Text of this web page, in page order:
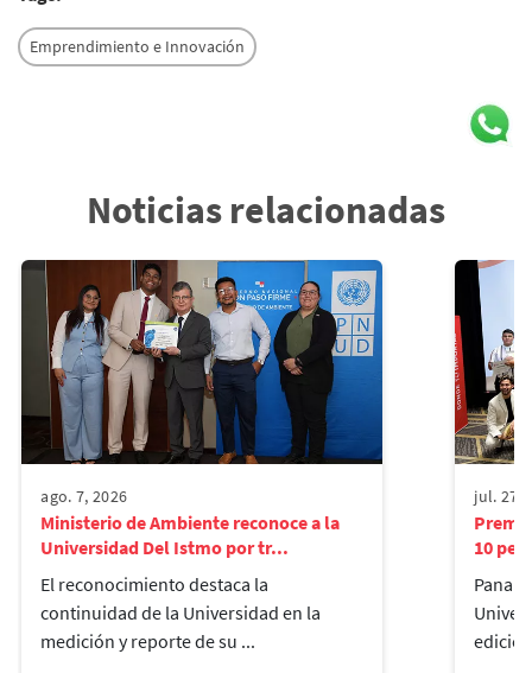
Emprendimiento e Innovación
Noticias relacionadas
ago. 7, 2026
Ministerio de Ambiente reconoce a la
Universidad Del Istmo por tr...
El reconocimiento destaca la
continuidad de la Universidad en la
medición y reporte de su ...
jul. 27,
10